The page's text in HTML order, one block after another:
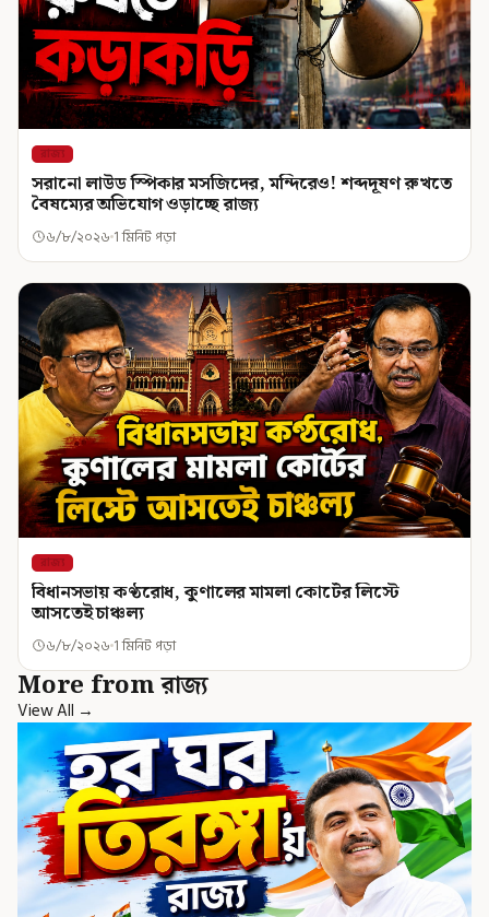
রাজ্য
সরানো লাউড স্পিকার মসজিদের, মন্দিরেও! শব্দদূষণ রুখতে
বৈষম্যের অভিযোগ ওড়াচ্ছে রাজ্য
৬/৮/২০২৬ 1 মিনিট পড়া
রাজ্য
বিধানসভায় কণ্ঠরোধ, কুণালের মামলা কোর্টের লিস্টে
আসতেই চাঞ্চল্য
৬/৮/২০২৬ 1 মিনিট পড়া
More from রাজ্য
View All →